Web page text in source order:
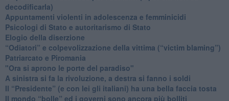
decodificarla)
​Appuntamenti violenti in adolescenza e femminicidi
​Psicologi di Stato e autoritarismo di Stato
Elogio della diserzione
“Odiatori” e colpevolizzazione della vittima (“victim blaming”)
​Patriarcato e Piromania
"Ora si aprono le porte del paradiso"
​A sinistra si fa la rivoluzione, a destra si fanno i soldi
​Il “Presidente” (e con lei gli italiani) ha una bella faccia tosta
​Il mondo “bolle” ed i governi sono ancora più bolliti